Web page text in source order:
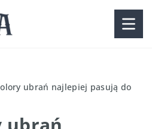
ubrań najlepiej pasują do